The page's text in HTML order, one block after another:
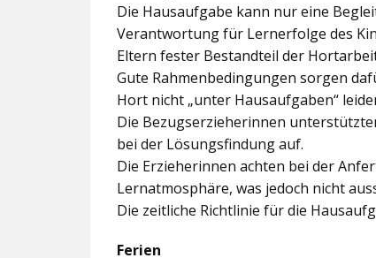
Die Hausaufgabe kann nur eine
Verantwortung für Lernerfolge des
Eltern fester Bestandteil der
Gute Rahmenbedingungen sorgen
Hort nicht „unter Hausaufgaben“
Die Bezugserzieherinnen
bei der Lösungsfindung auf.
Die Erzieherinnen achten bei der
Lernatmosphäre, was jedoch nicht
Die zeitliche Richtlinie für die
Ferien